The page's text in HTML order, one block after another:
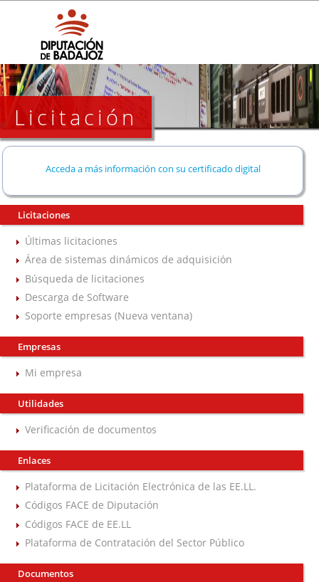
Licitación
Acceda a más información con su certificado digital
Licitaciones
Últimas licitaciones
Área de sistemas dinámicos de adquisición
Búsqueda de licitaciones
Descarga de Software
Soporte empresas (Nueva ventana)
Empresas
Mi empresa
Utilidades
Verificación de documentos
Enlaces
Plataforma de Licitación Electrónica de las EE.LL.
Códigos FACE de Diputación
Códigos FACE de EE.LL
Plataforma de Contratación del Sector Público
Documentos